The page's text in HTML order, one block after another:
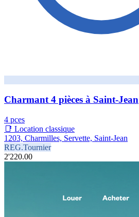
Charmant 4 pièces à Saint-Jean
4 pces
📑 Location classique
1203, Charmilles, Servette, Saint-Jean
REG.Tournier
2'220.00